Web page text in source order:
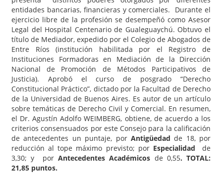
entidades bancarias, financieras y comerciales. Durante el
ejercicio libre de la profesión se desempeñó como Asesor
Legal del Hospital Centenario de Gualeguaychú. Obtuvo el
título de Mediador, expedido por el Colegio de Abogados de
Entre Ríos (institución habilitada por el Registro de
Instituciones Formadoras en Mediación de la Dirección
Nacional de Promoción de Métodos Participativos de
Justicia). Aprobó el curso de posgrado “Derecho
Constitucional Práctico”, dictado por la Facultad de Derecho
de la Universidad de Buenos Aires. Es autor de un artículo
sobre temáticas de Derecho Civil y Comercial. En resumen,
el Dr. Agustín Adolfo WEIMBERG, obtiene, de acuerdo a los
criterios consensuados por este Consejo para la calificación
de antecedentes un puntaje, por Antigüedadde 18, por
reducción al tope máximo previsto; por Especialidad de
3,30; y por Antecedentes Académicos de 0,55. TOTAL:
21,85 puntos.